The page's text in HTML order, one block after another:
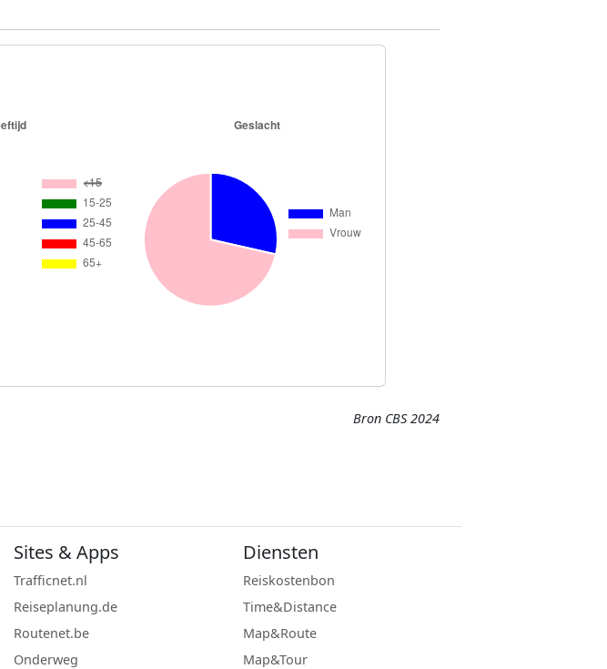
Bron CBS 2024
Sites & Apps
Trafficnet.nl
Reiseplanung.de
Routenet.be
Onderweg
Diensten
Reiskostenbon
Time&Distance
Map&Route
Map&Tour